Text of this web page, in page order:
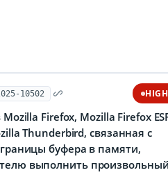
10502 HIGH
Firefox, Mozilla Firefox
Thunderbird, связанная с
буфера в памяти,
выполнить